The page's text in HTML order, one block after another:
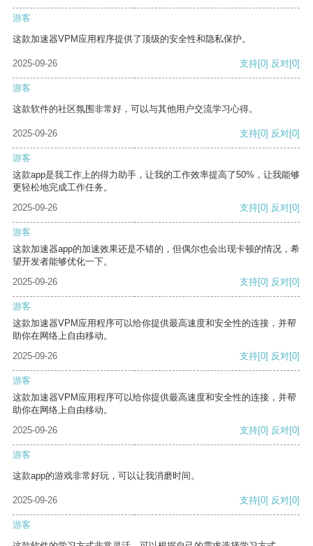
游客
这款加速器VPM应用程序提供了顶级的安全性和隐私保护。
2025-09-26 支持[0] 反对[0]
游客
这款软件的社区氛围非常好，可以与其他用户交流学习心得。
2025-09-26 支持[0] 反对[0]
游客
这款app是我工作上的得力助手，让我的工作效率提高了50%，让我能够
更轻松地完成工作任务。
2025-09-26
支持[0] 反对[0]
游客
这款加速器app的加速效果还是不错的，但偶尔也会出现卡顿的情况，希
望开发者能够优化一下。
2025-09-26
支持[0] 反对[0]
游客
这款加速器VPM应用程序可以给你提供最高速度和安全性的连接，并帮
助你在网络上自由移动。
2025-09-26
支持[0] 反对[0]
游客
这款加速器VPM应用程序可以给你提供最高速度和安全性的连接，并帮
助你在网络上自由移动。
2025-09-26
支持[0] 反对[0]
游客
这款app的游戏非常好玩，可以让我消磨时间。
2025-09-26 支持[0] 反对[0]
游客